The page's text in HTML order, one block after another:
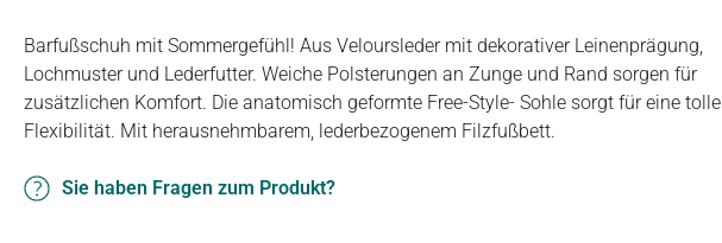
Barfußschuh mit Sommergefühl! Aus Veloursleder mit dekorativer Leinenprägung,
Lochmuster und Lederfutter. Weiche Polsterungen an Zunge und Rand sorgen für
zusätzlichen Komfort. Die anatomisch geformte Free-Style- Sohle sorgt für eine tolle
Flexibilität. Mit herausnehmbarem, lederbezogenem Filzfußbett.
Sie haben Fragen zum Produkt?